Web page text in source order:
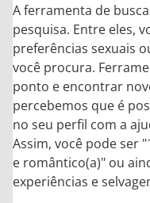
A ferramenta de
pesquisa. Entre eles,
preferências sexuais
você procura.
ponto e encontrar
percebemos que é
no seu perfil com a
Assim, você pode ser
e romântico(a)" ou
experiências e